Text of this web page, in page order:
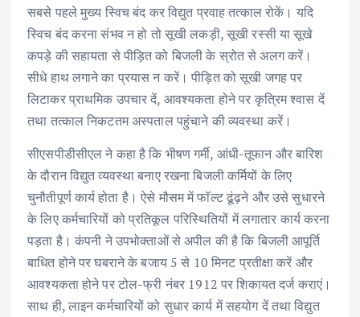
सबसे पहले मुख्य स्विच बंद कर विद्युत प्रवाह तत्काल रोकें। यदि
स्विच बंद करना संभव न हो तो सूखी लकड़ी, सूखी रस्सी या सूखे
कपड़े की सहायता से पीड़ित को बिजली के स्रोत से अलग करें।
सीधे हाथ लगाने का प्रयास न करें। पीड़ित को सूखी जगह पर
लिटाकर प्राथमिक उपचार दें, आवश्यकता होने पर कृत्रिम श्वास दें
तथा तत्काल निकटतम अस्पताल पहुंचाने की व्यवस्था करें।
सीएसपीडीसीएल ने कहा है कि भीषण गर्मी, आंधी-तूफान और बारिश
के दौरान विद्युत व्यवस्था बनाए रखना बिजली कर्मियों के लिए
चुनौतीपूर्ण कार्य होता है। ऐसे मौसम में फॉल्ट ढूंढ़ने और उसे सुधारने
के लिए कर्मचारियों को प्रतिकूल परिस्थितियों में लगातार कार्य करना
पड़ता है। कंपनी ने उपभोक्ताओं से अपील की है कि बिजली आपूर्ति
बाधित होने पर घबराने के बजाय 5 से 10 मिनट प्रतीक्षा करें और
आवश्यकता होने पर टोल-फ्री नंबर 1912 पर शिकायत दर्ज कराएं।
साथ ही, लाइन कर्मचारियों को सुधार कार्य में सहयोग दें तथा विद्युत